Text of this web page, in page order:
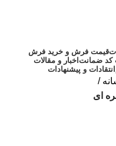
قیمت فرش و خرید فرش
کد ضمانتاخبار و مقالات
انتقادات و پیشنهادات